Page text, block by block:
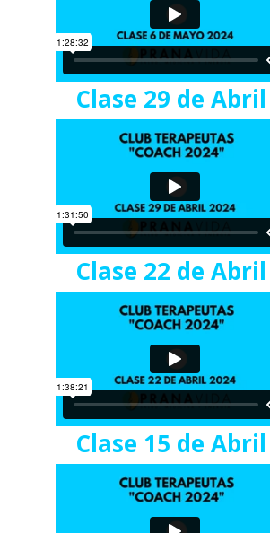
Clase 29 de
Clase 22 de
Clase 15 de